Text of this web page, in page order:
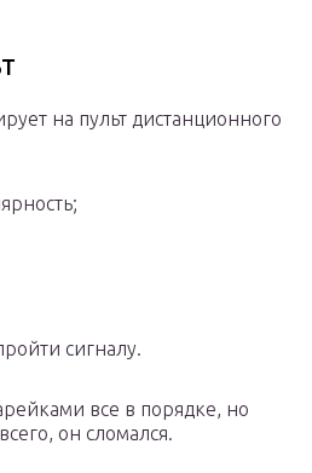
на пульт дистанционного
сигналу.
все в порядке, но
он сломался.